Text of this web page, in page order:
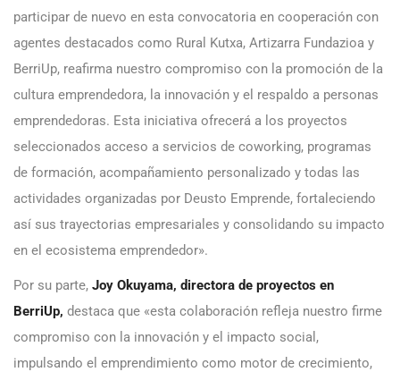
participar de nuevo en esta convocatoria en cooperación con
agentes destacados como Rural Kutxa, Artizarra Fundazioa y
BerriUp, reafirma nuestro compromiso con la promoción de la
cultura emprendedora, la innovación y el respaldo a personas
emprendedoras. Esta iniciativa ofrecerá a los proyectos
seleccionados acceso a servicios de coworking, programas
de formación, acompañamiento personalizado y todas las
actividades organizadas por Deusto Emprende, fortaleciendo
así sus trayectorias empresariales y consolidando su impacto
en el ecosistema emprendedor».
Por su parte, Joy Okuyama, directora de proyectos en
BerriUp, destaca que «esta colaboración refleja nuestro firme
compromiso con la innovación y el impacto social,
impulsando el emprendimiento como motor de crecimiento,